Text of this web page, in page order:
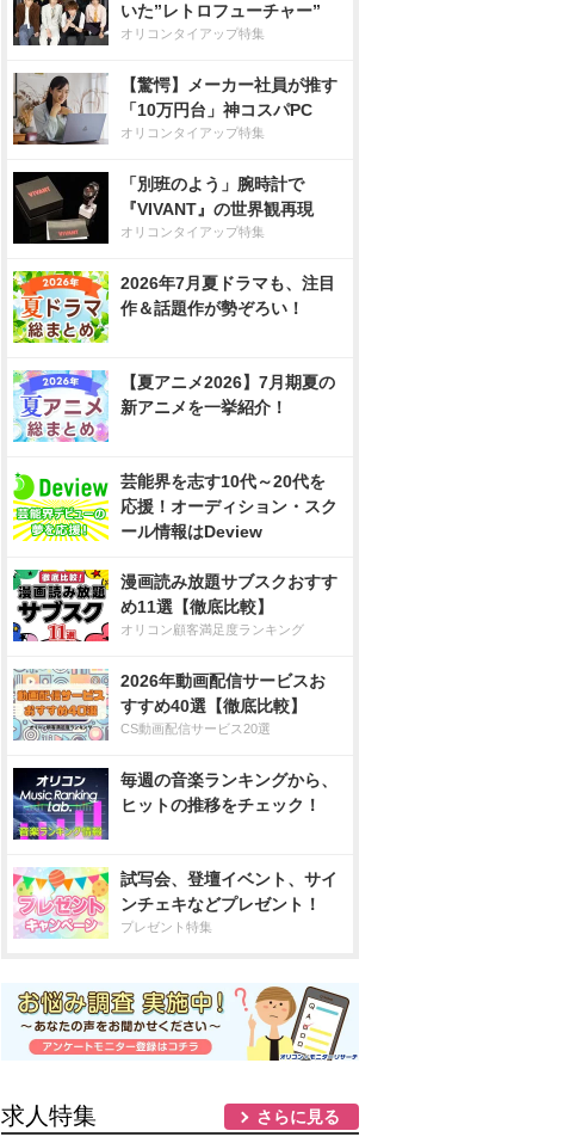
いた”レトロフューチャー”
オリコンタイアップ特集
【驚愕】メーカー社員が推す
「10万円台」神コスパPC
オリコンタイアップ特集
「別班のよう」腕時計で
『VIVANT』の世界観再現
オリコンタイアップ特集
2026年7月夏ドラマも、注目
作＆話題作が勢ぞろい！
【夏アニメ2026】7月期夏の
新アニメを一挙紹介！
芸能界を志す10代～20代を
応援！オーディション・スク
ール情報はDeview
漫画読み放題サブスクおすす
め11選【徹底比較】
オリコン顧客満足度ランキング
2026年動画配信サービスお
すすめ40選【徹底比較】
CS動画配信サービス20選
毎週の音楽ランキングから、
ヒットの推移をチェック！
試写会、登壇イベント、サイ
ンチェキなどプレゼント！
プレゼント特集
求人特集 さらに見る